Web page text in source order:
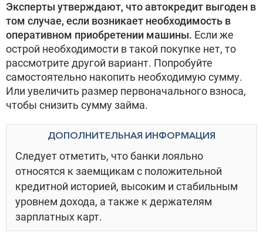
Эксперты утверждают, что автокредит выгоден в
том случае, если возникает необходимость в
оперативном приобретении машины. Если же
острой необходимости в такой покупке нет, то
рассмотрите другой вариант. Попробуйте
самостоятельно накопить необходимую сумму.
Или увеличить размер первоначального взноса,
чтобы снизить сумму займа.
ДОПОЛНИТЕЛЬНАЯ ИНФОРМАЦИЯ
Следует отметить, что банки лояльно
относятся к заемщикам с положительной
кредитной историей, высоким и стабильным
уровнем дохода, а также к держателям
зарплатных карт.